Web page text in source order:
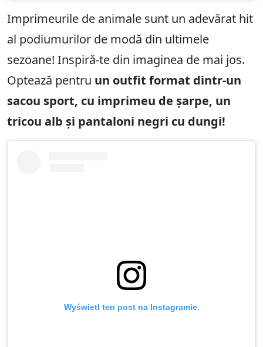
Imprimeurile de animale sunt un adevărat hit
al podiumurilor de modă din ultimele
sezoane! Inspiră-te din imaginea de mai jos.
Optează pentru un outfit format dintr-un
sacou sport, cu imprimeu de șarpe, un
tricou alb și pantaloni negri cu dungi!
Wyświetl ten post na Instagramie.